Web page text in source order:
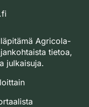
Agricola-
tietoa,
julkaisuja.